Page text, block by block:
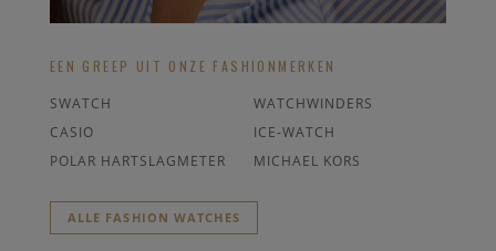
EEN GREEP UIT ONZE FASHIONMERKEN
SWATCH
WATCHWINDERS
CASIO
ICE-WATCH
POLAR HARTSLAGMETER
MICHAEL KORS
ALLE FASHION WATCHES